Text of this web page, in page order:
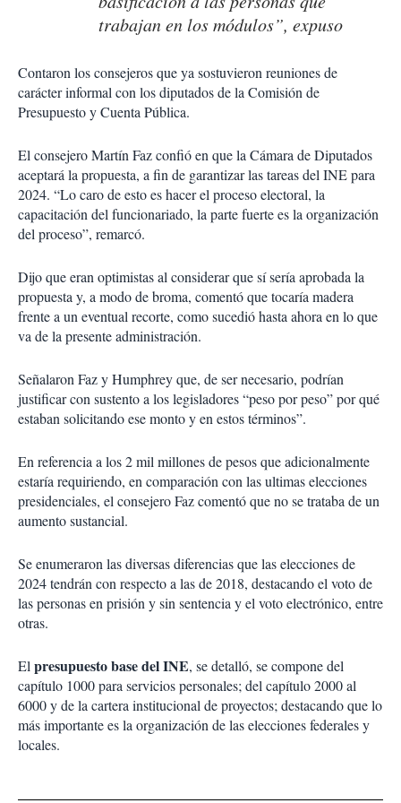
trabajan en los módulos”, expuso
Contaron los consejeros que ya sostuvieron reuniones de
carácter informal con los diputados de la Comisión de
Presupuesto y Cuenta Pública.
El consejero Martín Faz confió en que la Cámara de Diputados
aceptará la propuesta, a fin de garantizar las tareas del INE para
2024. “Lo caro de esto es hacer el proceso electoral, la
capacitación del funcionariado, la parte fuerte es la organización
del proceso”, remarcó.
Dijo que eran optimistas al considerar que sí sería aprobada la
propuesta y, a modo de broma, comentó que tocaría madera
frente a un eventual recorte, como sucedió hasta ahora en lo que
va de la presente administración.
Señalaron Faz y Humphrey que, de ser necesario, podrían
justificar con sustento a los legisladores “peso por peso” por qué
estaban solicitando ese monto y en estos términos”.
En referencia a los 2 mil millones de pesos que adicionalmente
estaría requiriendo, en comparación con las ultimas elecciones
presidenciales, el consejero Faz comentó que no se trataba de un
aumento sustancial.
Se enumeraron las diversas diferencias que las elecciones de
2024 tendrán con respecto a las de 2018, destacando el voto de
las personas en prisión y sin sentencia y el voto electrónico, entre
otras.
Elpresupuesto base del INE, se detalló, se compone del
capítulo 1000 para servicios personales; del capítulo 2000 al
6000 y de la cartera institucional de proyectos; destacando que lo
más importante es la organización de las elecciones federales y
locales.